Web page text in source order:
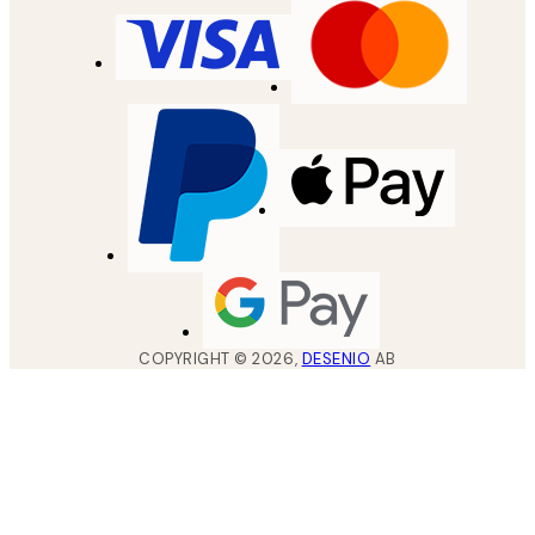
COPYRIGHT ©2026, DESENIO AB